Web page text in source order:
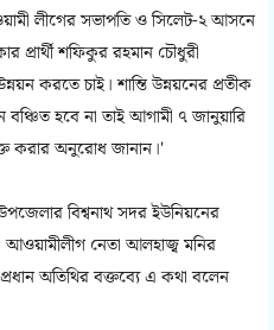
লীগের সভাপতি ও সিলেট-২ আসনে
প্রার্থী শফিকুর রহমান চৌধুরী
করতে চাই। শান্তি উন্নয়নের প্রতীক
হবে না তাই আগামী ৭ জানুয়ারি
করার অনুরোধ জানান।'
বিশ্বনাথ সদর ইউনিয়নের
আওয়ামীলীগ নেতা আলহাজ্ব মনির
অতিথির বক্তব্যে এ কথা বলেন